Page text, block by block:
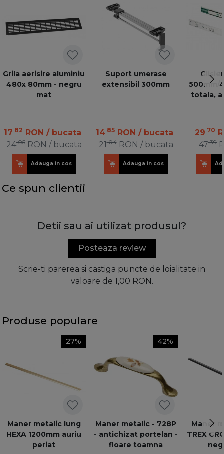
Grila aerisire aluminiu
480x 80mm - negru
mat
17 82 RON / bucata
2405 RON / bucata
Adauga in cos
Suport umerase
extensibil 300mm
14 85 RON / bucata
2104 RON / bucata
Adauga in cos
500mm/
totala,
29 70
4739
Ce spun clientii
Detii sau ai utilizat produsul?
Posteaza review
Scrie-ti parerea si castiga puncte de loialitate in
valoare de 1,00 RON.
Produse populare
27%
Maner metalic lung
HEXA 1200mm auriu
periat
42%
Maner metalic - 728P
- antichizat portelan -
floare toamna
Maner
TREX